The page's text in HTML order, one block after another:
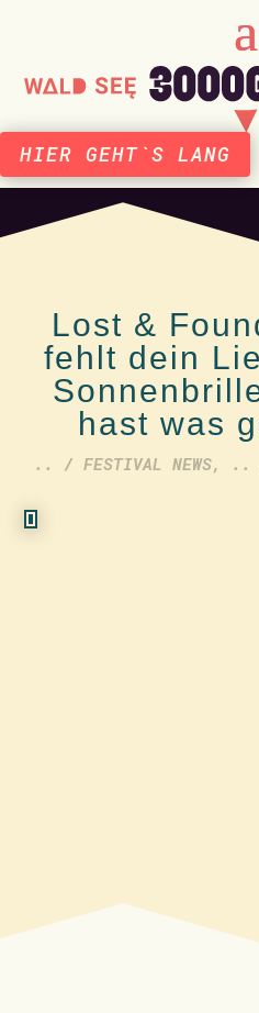
HIER GEHT`S LANG
Lost &
fehlt dein
hast was
.. / FESTIVAL NEWS, .. /